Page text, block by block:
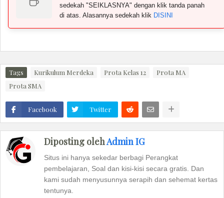
sedekah "SEIKLASNYA" dengan klik tanda panah
di atas. Alasannya sedekah klik DISINI
Tags Kurikulum Merdeka Prota Kelas 12
Prota MA
Prota SMA
Facebook Twitter
Diposting olehAdmin IG
Situs ini hanya sekedar berbagi Perangkat
pembelajaran, Soal dan kisi-kisi secara gratis. Dan
kami sudah menyusunnya serapih dan sehemat kertas
tentunya.